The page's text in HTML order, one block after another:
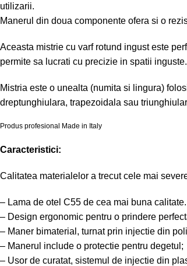
utilizarii.
Manerul din doua componente ofera si o
Aceasta mistrie cu varf rotund ingust este
permite sa lucrati cu precizie in spatii inguste.
Mistria este o unealta (numita si lingura)
dreptunghiulara, trapezoidala sau
Produs profesional Made in Italy
Caracteristici:
Calitatea materialelor a trecut cele mai
– Lama de otel C55 de cea mai buna calitate.
– Design ergonomic pentru o prindere
– Maner bimaterial, turnat prin injectie din
– Manerul include o protectie pentru degetul;
– Usor de curatat, sistemul de injectie din